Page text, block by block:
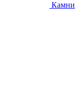
Камни